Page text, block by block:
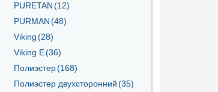
PURETAN(12)
PURMAN(48)
Viking(28)
Viking E(36)
Полиэстер(168)
Полиэстер двухсторонний(35)